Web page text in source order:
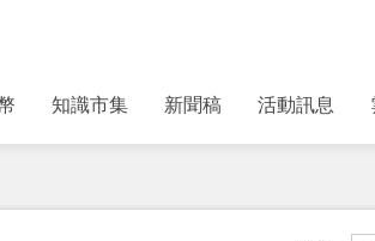
知識市集 新聞稿 活動訊息